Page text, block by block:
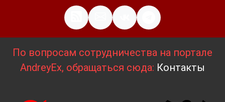
По вопросам сотрудничества на портале
AndreyEx, обращаться сюда: Контакты